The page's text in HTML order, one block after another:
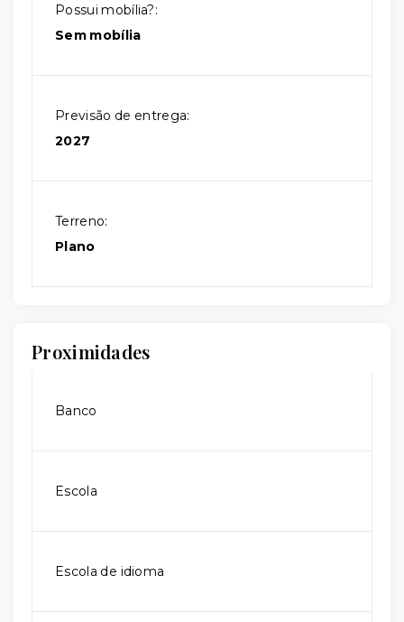
Possui mobília?:
Sem mobília
Previsão de entrega:
2027
Terreno:
Plano
Proximidades
Banco
Escola
Escola de idioma